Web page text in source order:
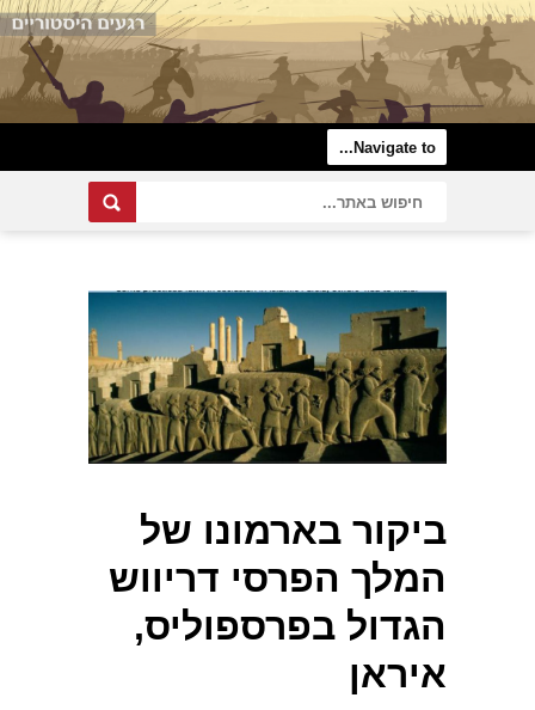
ביקור בארמונו של
המלך הפרסי דריווש
הגדול בפרספוליס,
איראן